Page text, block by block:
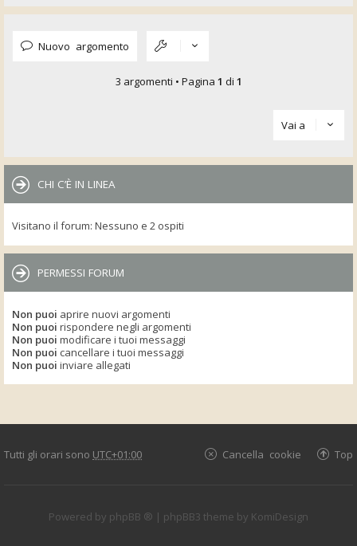
Nuovo argomento
3 argomenti • Pagina 1 di 1
Vai a
CHI C’È IN LINEA
Visitano il forum: Nessuno e 2 ospiti
PERMESSI FORUM
Non puoi aprire nuovi argomenti
Non puoi rispondere negli argomenti
Non puoi modificare i tuoi messaggi
Non puoi cancellare i tuoi messaggi
Non puoi inviare allegati
Tutti gli orari sono UTC+01:00 Top
Cancella cookie
Powered by phpBB ® | phpBB3 theme by KomiDesign